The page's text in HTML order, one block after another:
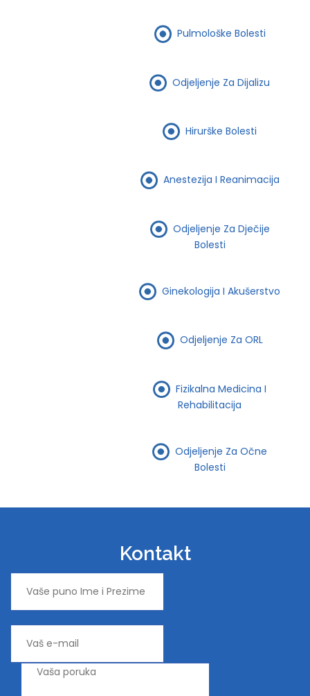
Pulmološke Bolesti
Odjeljenje Za Dijalizu
Hirurške Bolesti
Anestezija I Reanimacija
Odjeljenje Za Dječije
Bolesti
Ginekologija I Akušerstvo
Odjeljenje Za ORL
Fizikalna Medicina I
Rehabilitacija
Odjeljenje Za Očne
Bolesti
Kontakt